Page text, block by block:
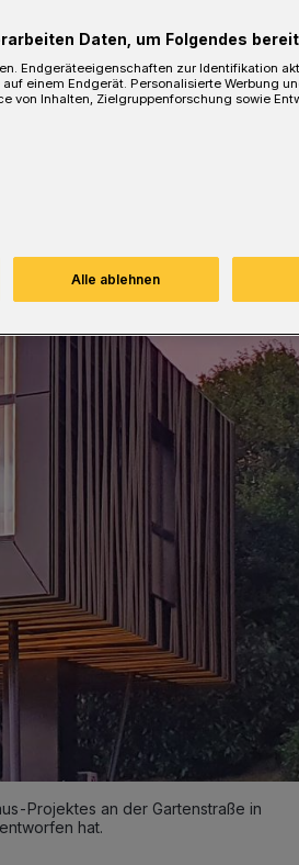
Projektes an der Gartenstraße in
hat.
Daten, um Folgendes
Endgeräteeigenschaften zur Identifikation
einem Endgerät. Personalisierte Werbung
von Inhalten, Zielgruppenforschung sowie
Alle ablehnen